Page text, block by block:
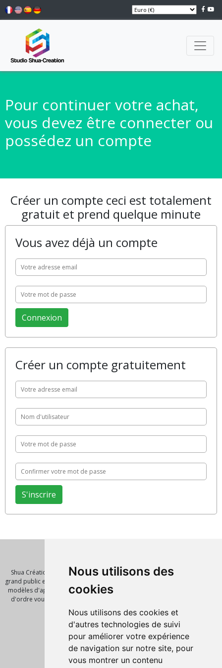
Nous utilisons des
cookies
Nous utilisons des cookies et
d'autres technologies de suivi
pour améliorer votre expérience
de navigation sur notre site, pour
vous montrer un contenu
Pour continuer votre achat,
vous devez être connecter ou
possédez un compte
Créer un compte ceci est totalement
gratuit et prend quelque minute
Vous avez déjà un compte
Créer un compte gratuitement
Shua Création est un éditeur de logiciel et de solution innovante pour le
grand public et les entreprises. Nous vous proposont de nombreux scripts,
modèles d'application, template pour vos futures réalisations. Notre mot
d'ordre vous faire gagner un temps précieux avec des outils de qualité.
Pages
Accueil
Nos produits
Script PHP
Informations légales
Mentions Légales